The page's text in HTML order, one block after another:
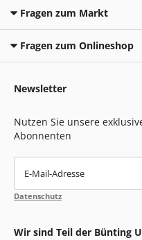
Fragen zum Markt
Fragen zum Onlineshop
Newsletter
Nutzen Sie unsere
Abonnenten
E-Mail-Adresse
Datenschutz
Wir sind Teil der Bünting